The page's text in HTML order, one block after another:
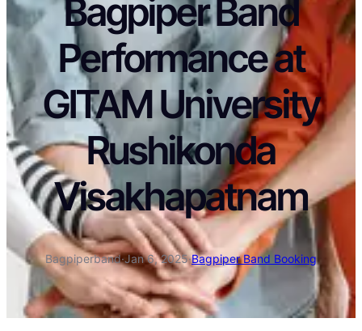
Bagpiper Band
Performance at
GITAM University
Rushikonda
Visakhapatnam
Bagpiperband·Jan 6, 2025·Bagpiper Band Booking